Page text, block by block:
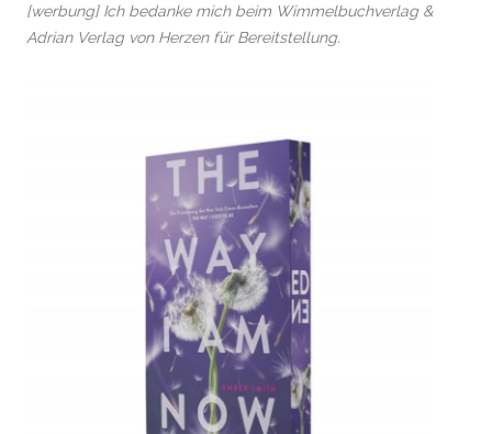
[werbung] Ich bedanke mich beim Wimmelbuchverlag &
Adrian Verlag von Herzen für Bereitstellung.